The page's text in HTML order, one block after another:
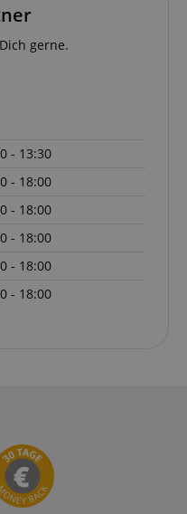
gerne.
- 13:30
- 18:00
- 18:00
- 18:00
- 18:00
- 18:00